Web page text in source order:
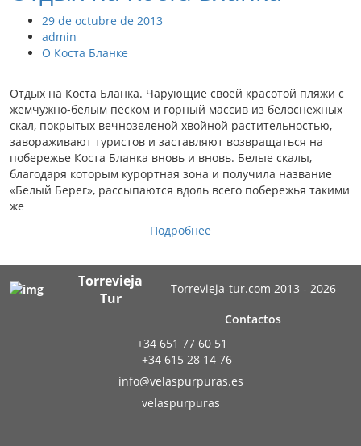
29 de octubre de 2013
admin
О Коста Бланке
Отдых на Коста Бланка. Чарующие своей красотой пляжи с
жемчужно-белым песком и горный массив из белоснежных
скал, покрытых вечнозеленой хвойной растительностью,
завораживают туристов и заставляют возвращаться на
побережье Коста Бланка вновь и вновь. Белые скалы,
благодаря которым курортная зона и получила название
«Белый Берег», рассыпаются вдоль всего побережья такими
же
Подробнее
Torrevieja
Tur
Torrevieja-tur.com 2013 - 2026
Contactos
+34 651 77 60 51
+34 615 28 14 76
info@velaspurpuras.es
velaspurpuras